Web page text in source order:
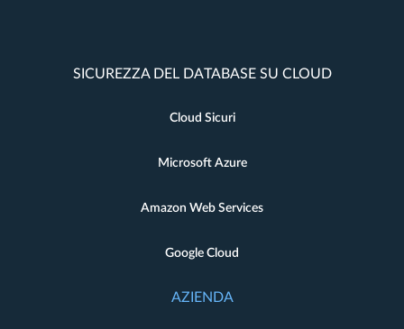
SICUREZZA DEL DATABASE SU CLOUD
Cloud Sicuri
Microsoft Azure
Amazon Web Services
Google Cloud
AZIENDA